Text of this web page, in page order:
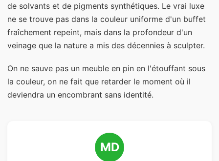
de solvants et de pigments synthétiques. Le vrai luxe
ne se trouve pas dans la couleur uniforme d'un buffet
fraîchement repeint, mais dans la profondeur d'un
veinage que la nature a mis des décennies à sculpter.
On ne sauve pas un meuble en pin en l'étouffant sous
la couleur, on ne fait que retarder le moment où il
deviendra un encombrant sans identité.
MD